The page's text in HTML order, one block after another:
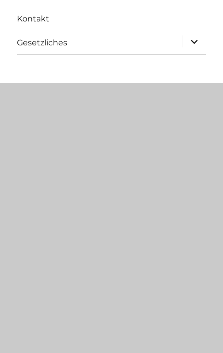
Kontakt
Gesetzliches
anzeigen